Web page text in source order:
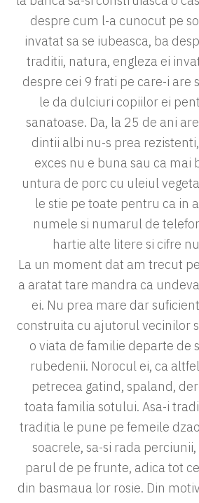
despre cum l-a cunocut pe
invatat sa se iubeasca, ba
traditii, natura, engleza ei
despre cei 9 frati pe care-i are
le da dulciuri copiilor ei
sanatoase. Da, la 25 de ani
dintii albi nu-s prea
exces nu e buna sau ca mai
untura de porc cu uleiul
le stie pe toate pentru ca in
numele si numarul de
hartie alte litere si cifre
La un moment dat am trecut
a aratat tare mandra ca
ei. Nu prea mare dar
construita cu ajutorul vecinilor
o viata de familie departe de
rubedenii. Norocul ei, ca
petrecea gatind, spaland,
toata familia sotului. Asa-i
traditia le pune pe femeile
soacrele, sa-si rada
parul de pe frunte, adica tot
din basmaua lor rosie. Din